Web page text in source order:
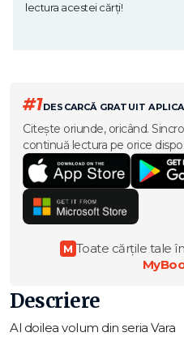
lectura acestei cărți!
#1DESCARCĂ GRATUIT
Citește oriunde, oricând.
continuă lectura pe orice
M Toate cărțile tale
Descriere
Al doilea volum din seria Vara